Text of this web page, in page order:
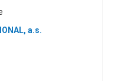
a.s.